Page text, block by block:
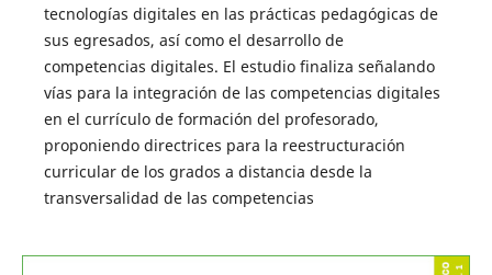
tecnologías digitales en las prácticas pedagógicas de
sus egresados, así como el desarrollo de
competencias digitales. El estudio finaliza señalando
vías para la integración de las competencias digitales
en el currículo de formación del profesorado,
proponiendo directrices para la reestructuración
curricular de los grados a distancia desde la
transversalidad de las competencias